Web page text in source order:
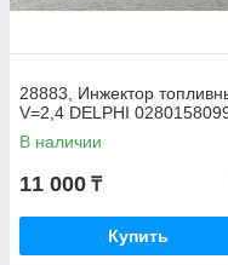
28883, Инжектор
V=2,4 DELPHI
В наличии
11 000 ₸
Купить